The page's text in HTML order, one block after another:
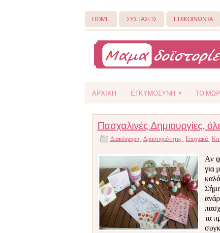
ΗΟΜΕ ΣΥΣΤΆΣΕΙΣ ΕΠΙΚΟΙΝΩΝΊΑ
ΑΡΧΙΚΗ ΕΓΚΥΜΟΣΥΝΗ » ΤΟ
Πασχαλινές Δημιουργίες,
Διακόσμηση , Δραστηριότητες , Εποχιακά ,
Αν
για
τα